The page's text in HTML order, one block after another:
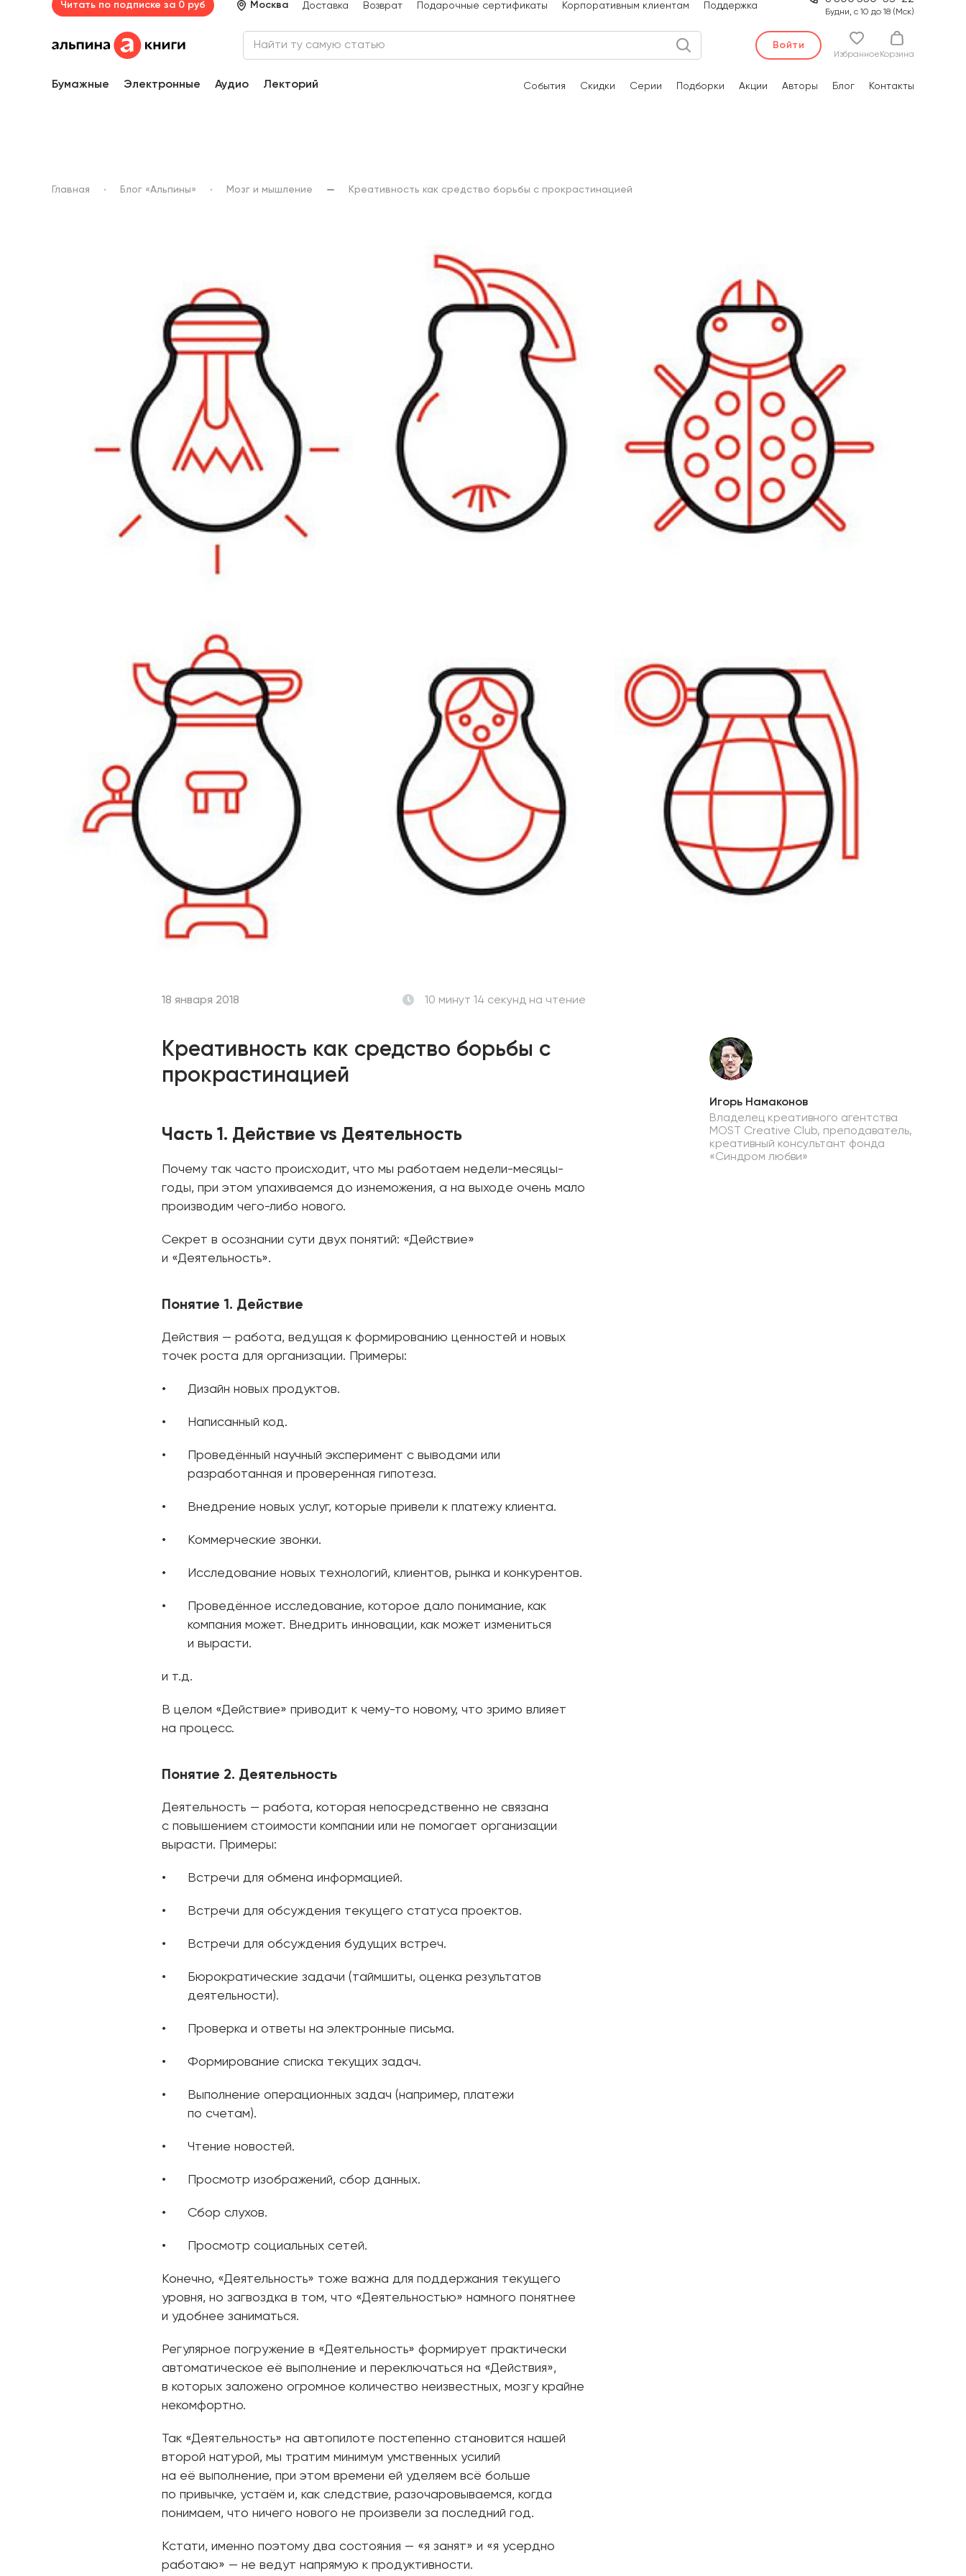
Читать по подписке за 0 руб Москва Доставка Возврат Подарочные сертификаты Корпоративным клиентам Поддержка
Будни, с 10 до 18 (Мск)
Войти
Избранное Корзина
Бумажные Электронные Аудио Лекторий События Скидки Серии Подборки Акции Авторы Блог Контакты
Главная Блог «Альпины» Мозг и мышление Креативность как средство борьбы с прокрастинацией
18 января 2018 10 минут 14 секунд на чтение
Креативность как средство борьбы с
прокрастинацией
Часть 1. Действие vs Деятельность
Почему так часто происходит, что мы работаем недели-месяцы-
годы, при этом упахиваемся до изнеможения, а на выходе очень мало
производим чего-либо нового.
Секрет в осознании сути двух понятий: «Действие»
и «Деятельность».
Понятие 1. Действие
Действия — работа, ведущая к формированию ценностей и новых
точек роста для организации. Примеры:
Дизайн новых продуктов.
Написанный код.
Проведённый научный эксперимент с выводами или
разработанная и проверенная гипотеза.
Внедрение новых услуг, которые привели к платежу клиента.
Коммерческие звонки.
Исследование новых технологий, клиентов, рынка и конкурентов.
Проведённое исследование, которое дало понимание, как
компания может. Внедрить инновации, как может измениться
и вырасти.
и т.д.
В целом «Действие» приводит к чему-то новому, что зримо влияет
на процесс.
Понятие 2. Деятельность
Деятельность — работа, которая непосредственно не связана
с повышением стоимости компании или не помогает организации
вырасти. Примеры:
Встречи для обмена информацией.
Встречи для обсуждения текущего статуса проектов.
Встречи для обсуждения будущих встреч.
Бюрократические задачи (таймшиты, оценка результатов
деятельности).
Проверка и ответы на электронные письма.
Формирование списка текущих задач.
Выполнение операционных задач (например, платежи
по счетам).
Чтение новостей.
Просмотр изображений, сбор данных.
Сбор слухов.
Просмотр социальных сетей.
Конечно, «Деятельность» тоже важна для поддержания текущего
уровня, но загвоздка в том, что «Деятельностью» намного понятнее
и удобнее заниматься.
Регулярное погружение в «Деятельность» формирует практически
автоматическое её выполнение и переключаться на «Действия»,
в которых заложено огромное количество неизвестных, мозгу крайне
некомфортно.
Так «Деятельность» на автопилоте постепенно становится нашей
второй натурой, мы тратим минимум умственных усилий
на её выполнение, при этом времени ей уделяем всё больше
по привычке, устаём и, как следствие, разочаровываемся, когда
понимаем, что ничего нового не произвели за последний год.
Кстати, именно поэтому два состояния — «я занят» и «я усердно
работаю» — не ведут напрямую к продуктивности.
Игорь Намаконов
Владелец креативного агентства
MOST Creative Club, преподаватель,
креативный консультант фонда
«Синдром любви»